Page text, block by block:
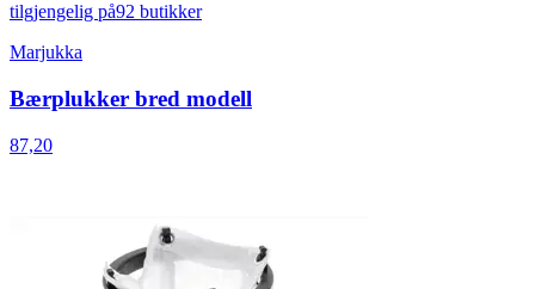
tilgjengelig på92 butikker
Marjukka
Bærplukker bred modell
87,20